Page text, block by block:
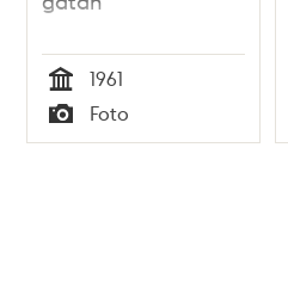
Tid
1961
Typ
Foto